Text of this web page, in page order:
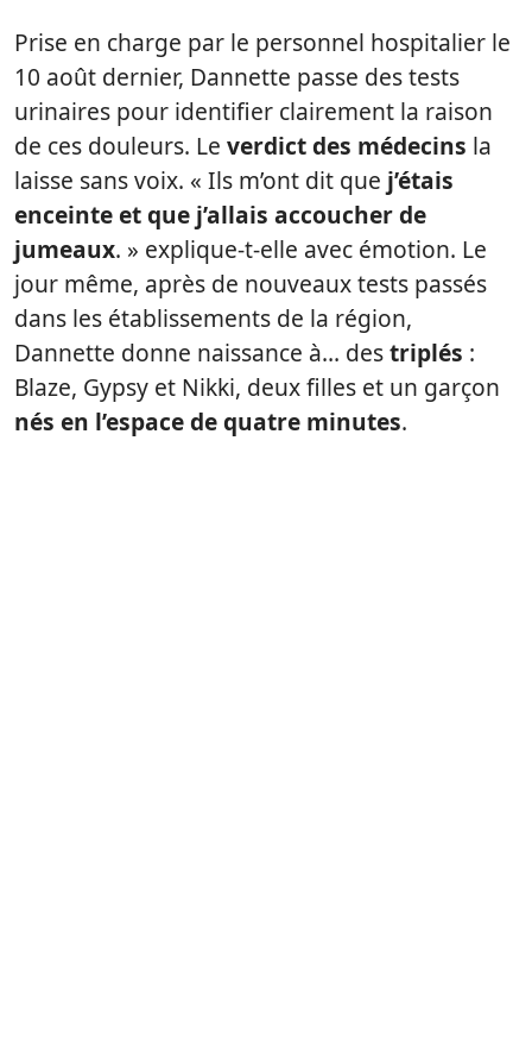
Prise en charge par le personnel hospitalier le
10 août dernier, Dannette passe des tests
urinaires pour identifier clairement la raison
de ces douleurs. Le verdict des médecins la
laisse sans voix. « Ils m’ont dit que j’étais
enceinte et que j’allais accoucher de
jumeaux. » explique-t-elle avec émotion. Le
jour même, après de nouveaux tests passés
dans les établissements de la région,
Dannette donne naissance à… destriplés :
Blaze, Gypsy et Nikki, deux filles et un garçon
nés en l’espace de quatre minutes.